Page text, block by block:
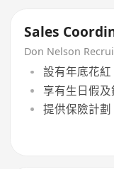
Sales
Don Nelson
設有年底花紅
享有生日假
提供保險計劃